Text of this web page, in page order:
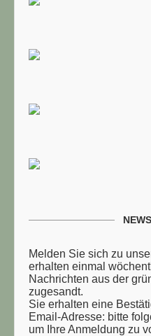
Melden Sie sich zu
erhalten einmal
Nachrichten aus der
zugesandt.
Sie erhalten eine
Email-Adresse: bitte
um Ihre Anmeldung zu